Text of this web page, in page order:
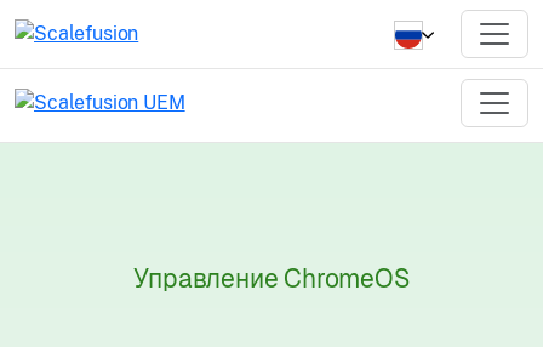
Управление ChromeOS